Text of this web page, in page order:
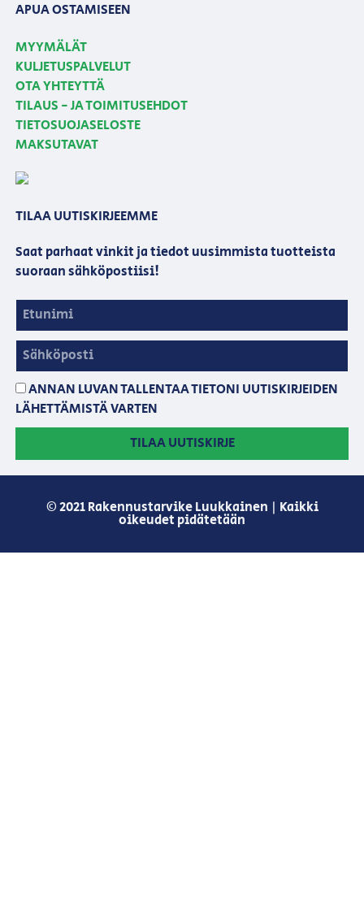
APUA OSTAMISEEN
MYYMÄLÄT
KULJETUSPALVELUT
OTA YHTEYTTÄ
TILAUS - JA TOIMITUSEHDOT
TIETOSUOJASELOSTE
MAKSUTAVAT
TILAA UUTISKIRJEEMME
Saat parhaat vinkit ja tiedot uusimmista tuotteista
suoraan sähköpostiisi!
ANNAN LUVAN TALLENTAA TIETONI UUTISKIRJEIDEN
LÄHETTÄMISTÄ VARTEN
TILAA UUTISKIRJE
© 2021 Rakennustarvike Luukkainen | Kaikki
oikeudet pidätetään